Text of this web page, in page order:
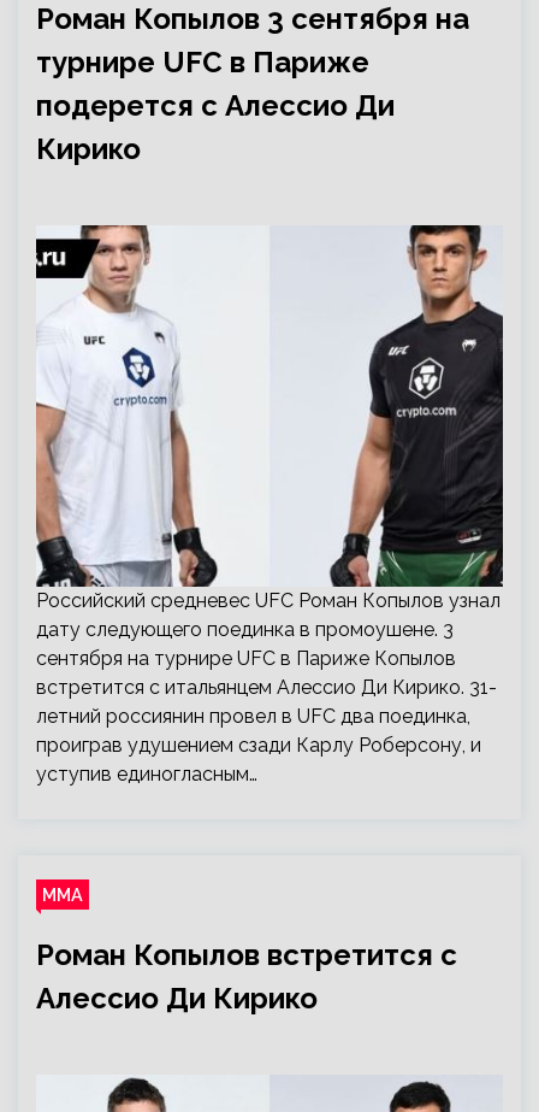
Роман Копылов 3 сентября на
турнире UFC в Париже
подерется с Алессио Ди
Кирико
Российский средневес UFC Роман Копылов узнал
дату следующего поединка в промоушене. 3
сентября на турнире UFC в Париже Копылов
встретится с итальянцем Алессио Ди Кирико. 31-
летний россиянин провел в UFC два поединка,
проиграв удушением сзади Карлу Роберсону, и
уступив единогласным…
ММА
Роман Копылов встретится с
Алессио Ди Кирико